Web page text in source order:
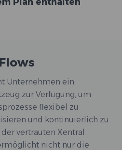
Unternehmen ein
zur Verfügung, um
flexibel zu
und kontinuierlich zu
vertrauten Xentral
nicht nur die